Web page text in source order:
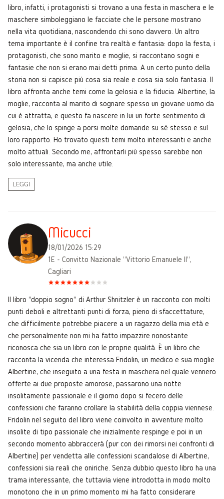
libro, infatti, i protagonisti si trovano a una festa in maschera e le
maschere simboleggiano le facciate che le persone mostrano
nella vita quotidiana, nascondendo chi sono davvero. Un altro
tema importante è il confine tra realtà e fantasia: dopo la festa, i
protagonisti, che sono marito e moglie, si raccontano sogni e
fantasie che non si erano mai detti prima. A un certo punto della
storia non si capisce più cosa sia reale e cosa sia solo fantasia. Il
libro affronta anche temi come la gelosia e la fiducia. Albertine, la
moglie, racconta al marito di sognare spesso un giovane uomo da
cui è attratta, e questo fa nascere in lui un forte sentimento di
gelosia, che lo spinge a porsi molte domande su sé stesso e sul
loro rapporto. Ho trovato questi temi molto interessanti e anche
molto attuali. Secondo me, affrontarli più spesso sarebbe non
solo interessante, ma anche utile.
LEGGI
Micucci
18/01/2026 15:29
1E - Convitto Nazionale "Vittorio Emanuele II",
Cagliari
Il libro "doppio sogno" di Arthur Shnitzler è un racconto con molti
punti deboli e altrettanti punti di forza, pieno di sfaccettature,
che difficilmente potrebbe piacere a un ragazzo della mia età e
che personalmente non mi ha fatto impazzire nonostante
riconosca che sia un libro con le proprie qualità. È un libro che
racconta la vicenda che interessa Fridolin, un medico e sua moglie
Albertine, che inseguito a una festa in maschera nel quale vennero
offerte ai due proposte amorose, passarono una notte
insolitamente passionale e il giorno dopo si fecero delle
confessioni che faranno crollare la stabilità della coppia viennese.
Fridolin nel seguito del libro viene coinvolto in avventure molto
insolite di tipo passionale che inizialmente respinge e poi in un
secondo momento abbraccerà (pur con dei rimorsi nei confronti di
Albertine) per vendetta alle confessioni scandalose di Albertine,
confessioni sia reali che oniriche. Senza dubbio questo libro ha una
trama interessante, che tuttavia viene introdotta in modo molto
monotono che in un primo momento mi ha fatto considerare